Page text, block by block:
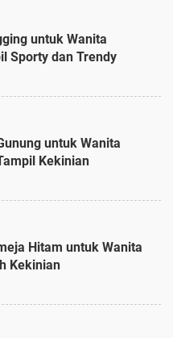
untuk Wanita
Sporty dan Trendy
untuk Wanita
Kekinian
Hitam untuk Wanita
Kekinian